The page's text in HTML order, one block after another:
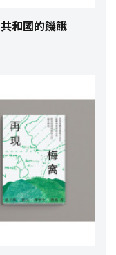
共和國的饑餓